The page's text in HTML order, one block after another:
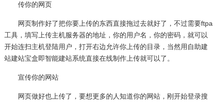
传你的网页
网页制作好了把你要上传的东西直接拖过去就好了，不过需要ftpa
工具，填写上传主机服务器的地址，你的用户名，你的密码，就可以
开始连扫主机登陆用户，打开右边允许你上传的目录，当然用自助建
站建站宝盒即智能建站系统直接在线制作上传就可以了。
宣传你的网站
网页做好也上传了，要想更多的人知道你的网站，刚开始登录搜